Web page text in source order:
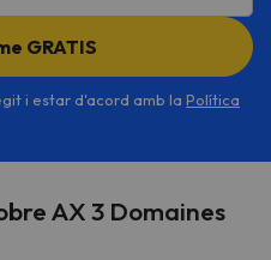
GRATIS
i estar d'acord amb la Política
AX 3 Domaines